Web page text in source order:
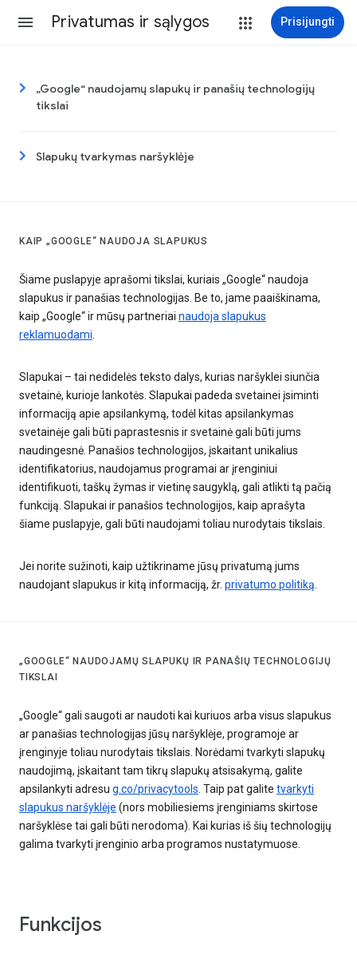
Privatumas ir sąlygos Prisijungti
„Google“ naudojamų slapukų ir panašių technologijų
tikslai
Slapukų tvarkymas naršyklėje
KAIP „GOOGLE“ NAUDOJA SLAPUKUS
Šiame puslapyje aprašomi tikslai, kuriais „Google“ naudoja
slapukus ir panašias technologijas. Be to, jame paaiškinama,
kaip „Google“ ir mūsų partneriai naudoja slapukus
reklamuodami.
Slapukai – tai nedidelės teksto dalys, kurias naršyklei siunčia
svetainė, kurioje lankotės. Slapukai padeda svetainei įsiminti
informaciją apie apsilankymą, todėl kitas apsilankymas
svetainėje gali būti paprastesnis ir svetainė gali būti jums
naudingesnė. Panašios technologijos, įskaitant unikalius
identifikatorius, naudojamus programai ar įrenginiui
identifikuoti, taškų žymas ir vietinę saugyklą, gali atlikti tą pačią
funkciją. Slapukai ir panašios technologijos, kaip aprašyta
šiame puslapyje, gali būti naudojami toliau nurodytais tikslais.
Jei norite sužinoti, kaip užtikriname jūsų privatumą jums
naudojant slapukus ir kitą informaciją, žr. privatumo politiką.
„GOOGLE“ NAUDOJAMŲ SLAPUKŲ IR PANAŠIŲ TECHNOLOGIJŲ
TIKSLAI
„Google“ gali saugoti ar naudoti kai kuriuos arba visus slapukus
ar panašias technologijas jūsų naršyklėje, programoje ar
įrenginyje toliau nurodytais tikslais. Norėdami tvarkyti slapukų
naudojimą, įskaitant tam tikrų slapukų atsisakymą, galite
apsilankyti adresu g.co/privacytools. Taip pat galite tvarkyti
slapukus naršyklėje (nors mobiliesiems įrenginiams skirtose
naršyklėse tai gali būti nerodoma). Kai kurias iš šių technologijų
galima tvarkyti įrenginio arba programos nustatymuose.
Funkcijos